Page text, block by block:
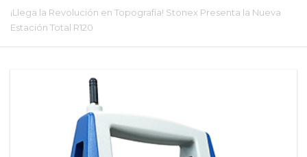
¡Llega la Revolución en Topografía! Stonex Presenta la Nueva
Estación Total R120